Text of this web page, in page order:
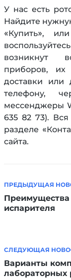
У нас есть
Найдите
«Купить»,
возникнут
приборов, их
доставки или
телефону,
мессенджеры
635 82 73).
разделе
сайта.
ПРЕДЫДУЩАЯ
Преимущества
испарителя
СЛЕДУЮЩАЯ
Варианты
лабораторных